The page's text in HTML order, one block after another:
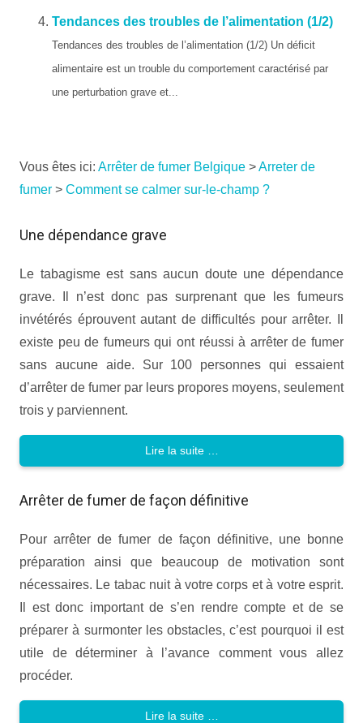
Tendances des troubles de l’alimentation (1/2)
Tendances des troubles de l’alimentation (1/2) Un déficit
alimentaire est un trouble du comportement caractérisé par
une perturbation grave et...
Vous êtes ici: Arrêter de fumer Belgique >Arreter de
fumer > Comment se calmer sur-le-champ ?
Une dépendance grave
Le tabagisme est sans aucun doute une dépendance
grave. Il n’est donc pas surprenant que les fumeurs
invétérés éprouvent autant de difficultés pour arrêter. Il
existe peu de fumeurs qui ont réussi à arrêter de fumer
sans aucune aide. Sur 100 personnes qui essaient
d’arrêter de fumer par leurs propores moyens, seulement
trois y parviennent.
Lire la suite …
Arrêter de fumer de façon définitive
Pour arrêter de fumer de façon définitive, une bonne
préparation ainsi que beaucoup de motivation sont
nécessaires. Le tabac nuit à votre corps et à votre esprit.
Il est donc important de s’en rendre compte et de se
préparer à surmonter les obstacles, c’est pourquoi il est
utile de déterminer à l’avance comment vous allez
procéder.
Lire la suite …